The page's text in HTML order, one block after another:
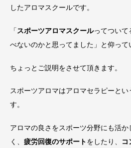
したアロマスクールです。
「 スポーツアロマスクールってついて
べないのかと思ってました」と仰って
ちょっとご説明をさせて頂きます。
スポーツアロマはアロマセラピーと
す。
アロマの良さをスポーツ分野にも活
く、 疲労回復のサポートをしたり、 コ